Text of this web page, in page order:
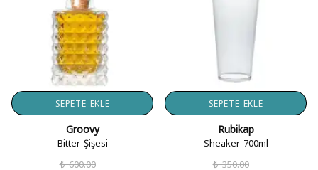
SEPETE EKLE
Groovy
Bitter Şişesi
₺ 600.00
SEPETE EKLE
Rubikap
Sheaker 700ml
₺ 350.00